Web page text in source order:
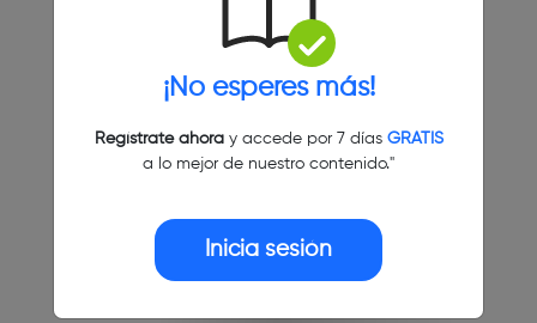
¡No esperes más!
Regístrate ahoray accede por 7 días GRATIS
a lo mejor de nuestro contenido."
Inicia sesión